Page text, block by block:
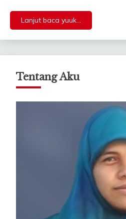
Lanjut baca yuuk...
Tentang Aku